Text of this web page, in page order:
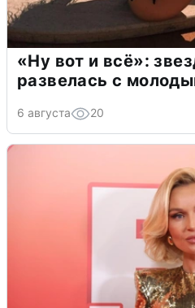
«Ну вот и всё»:
развелась с
6 августа 20